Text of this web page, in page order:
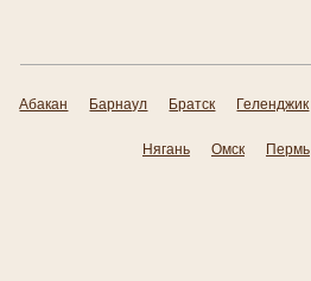
Абакан Барнаул Братск Геленджик
Нягань Омск Пермь